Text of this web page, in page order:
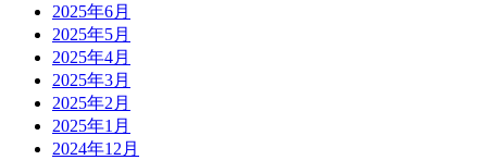
2025年6月
2025年5月
2025年4月
2025年3月
2025年2月
2025年1月
2024年12月